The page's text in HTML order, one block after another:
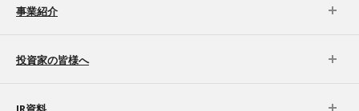
事業紹介
投資家の皆様へ